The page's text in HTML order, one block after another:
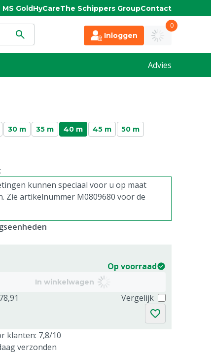
MS GoldHyCareThe Schippers GroupContact
Inloggen
0
Advies
30 m 35 m 40 m 45 m
50 m
kunnen speciaal voor u op maat
Zie artikelnummer M0809680 voor de
Op voorraad
In winkelwagen
Vergelijk
klanten: 7,8/10
verzonden